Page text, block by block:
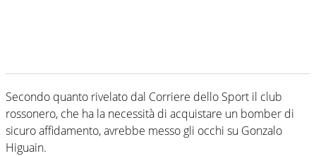
Secondo quanto rivelato dal Corriere dello Sport il club
rossonero, che ha la necessità di acquistare un bomber di
sicuro affidamento, avrebbe messo gli occhi su Gonzalo
Higuain.